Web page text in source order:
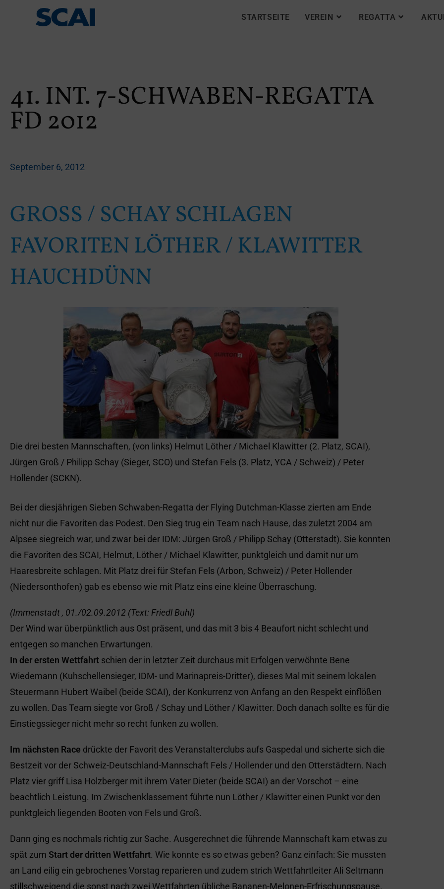
STARTSEITE VEREIN REGATTA
41. INT. 7-SCHWABEN-REGATTA
FD 2012
September 6, 2012
GROSS / SCHAY SCHLAGEN F
AVORITEN LÖTHER / KLAWITTER H
AUCHDÜNN
Die drei besten Mannschaften, (von links) Helmut Löther / Michael Klawitter (2. Platz, SCAI),
Jürgen Groß / Philipp Schay (Sieger, SCO) und Stefan Fels (3. Platz, YCA / Schweiz) / Peter
Hollender (SCKN).
Bei der diesjährigen Sieben Schwaben-Regatta der Flying Dutchman-Klasse zierten am Ende
nicht nur die Favoriten das Podest. Den Sieg trug ein Team nach Hause, das zuletzt 2004 am
Alpsee siegreich war, und zwar bei der IDM: Jürgen Groß / Philipp Schay (Otterstadt). Sie konnten
die Favoriten des SCAI, Helmut, Löther / Michael Klawitter, punktgleich und damit nur um
Haaresbreite schlagen. Mit Platz drei für Stefan Fels (Arbon, Schweiz) / Peter Hollender
(Niedersonthofen) gab es ebenso wie mit Platz eins eine kleine Überraschung.
(Immenstadt , 01./02.09.2012 (Text: Friedl Buhl)
Der Wind war überpünktlich aus Ost präsent, und das mit 3 bis 4 Beaufort nicht schlecht und
entgegen so manchen Erwartungen.
In der ersten Wettfahrt schien der in letzter Zeit durchaus mit Erfolgen verwöhnte Bene
Wiedemann (Kuhschellensieger, IDM- und Marinapreis-Dritter), dieses Mal mit seinem lokalen
Steuermann Hubert Waibel (beide SCAI), der Konkurrenz von Anfang an den Respekt einflößen
zu wollen. Das Team siegte vor Groß / Schay und Löther / Klawitter. Doch danach sollte es für die
Einstiegssieger nicht mehr so recht funken zu wollen.
Im nächsten Race drückte der Favorit des Veranstalterclubs aufs Gaspedal und sicherte sich die
Bestzeit vor der Schweiz-Deutschland-Mannschaft Fels / Hollender und den Otterstädtern. Nach
Platz vier griff Lisa Holzberger mit ihrem Vater Dieter (beide SCAI) an der Vorschot – eine
beachtlich Leistung. Im Zwischenklassement führte nun Löther / Klawitter einen Punkt vor den
punktgleich liegenden Booten von Fels und Groß.
Dann ging es nochmals richtig zur Sache. Ausgerechnet die führende Mannschaft kam etwas zu
spät zum Start der dritten Wettfahrt. Wie konnte es so etwas geben? Ganz einfach: Sie mussten
an Land eilig ein gebrochenes Vorstag reparieren und zudem strich Wettfahrtleiter Ali Seltmann
stillschweigend die sonst nach zwei Wettfahrten übliche Bananen-Melonen-Erfrischungspause.